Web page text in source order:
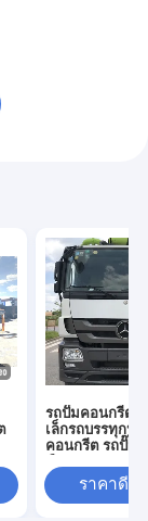
ต
รถปั๊มคอนกรีตข
เล็กรถบรรทุกปั๊ม
คอนกรีต รถปั๊ม
ราคาดีที่